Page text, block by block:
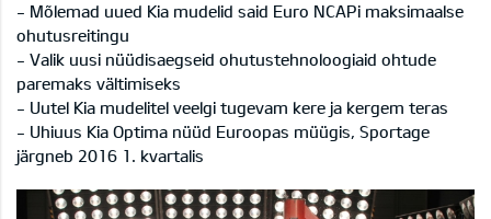
- Mõlemad uued Kia mudelid said Euro NCAPi maksimaalse
ohutusreitingu
- Valik uusi nüüdisaegseid ohutustehnoloogiaid ohtude
paremaks vältimiseks
- Uutel Kia mudelitel veelgi tugevam kere ja kergem teras
- Uhiuus Kia Optima nüüd Euroopas müügis, Sportage
järgneb 2016 1. kvartalis